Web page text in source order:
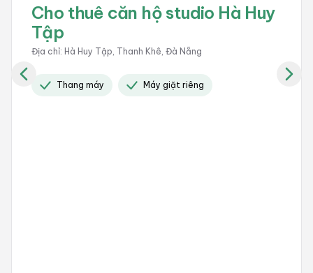
Cho thuê căn hộ studio Hà Huy
Tập
Địa chỉ: Hà Huy Tập, Thanh Khê, Đà Nẵng
Thang máy Máy giặt riêng